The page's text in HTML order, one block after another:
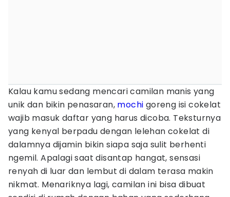
Kalau kamu sedang mencari camilan manis yang
unik dan bikin penasaran, mochi goreng isi cokelat
wajib masuk daftar yang harus dicoba. Teksturnya
yang kenyal berpadu dengan lelehan cokelat di
dalamnya dijamin bikin siapa saja sulit berhenti
ngemil. Apalagi saat disantap hangat, sensasi
renyah di luar dan lembut di dalam terasa makin
nikmat. Menariknya lagi, camilan ini bisa dibuat